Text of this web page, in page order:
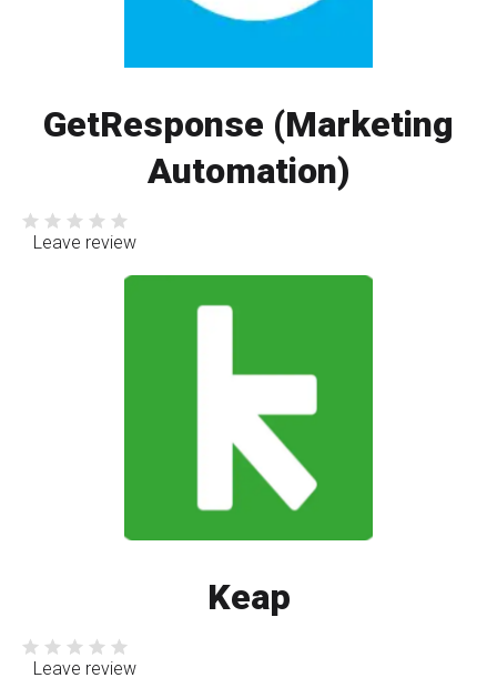
GetResponse (Marketing
Аutomation)
Leave review
Keap
Leave review